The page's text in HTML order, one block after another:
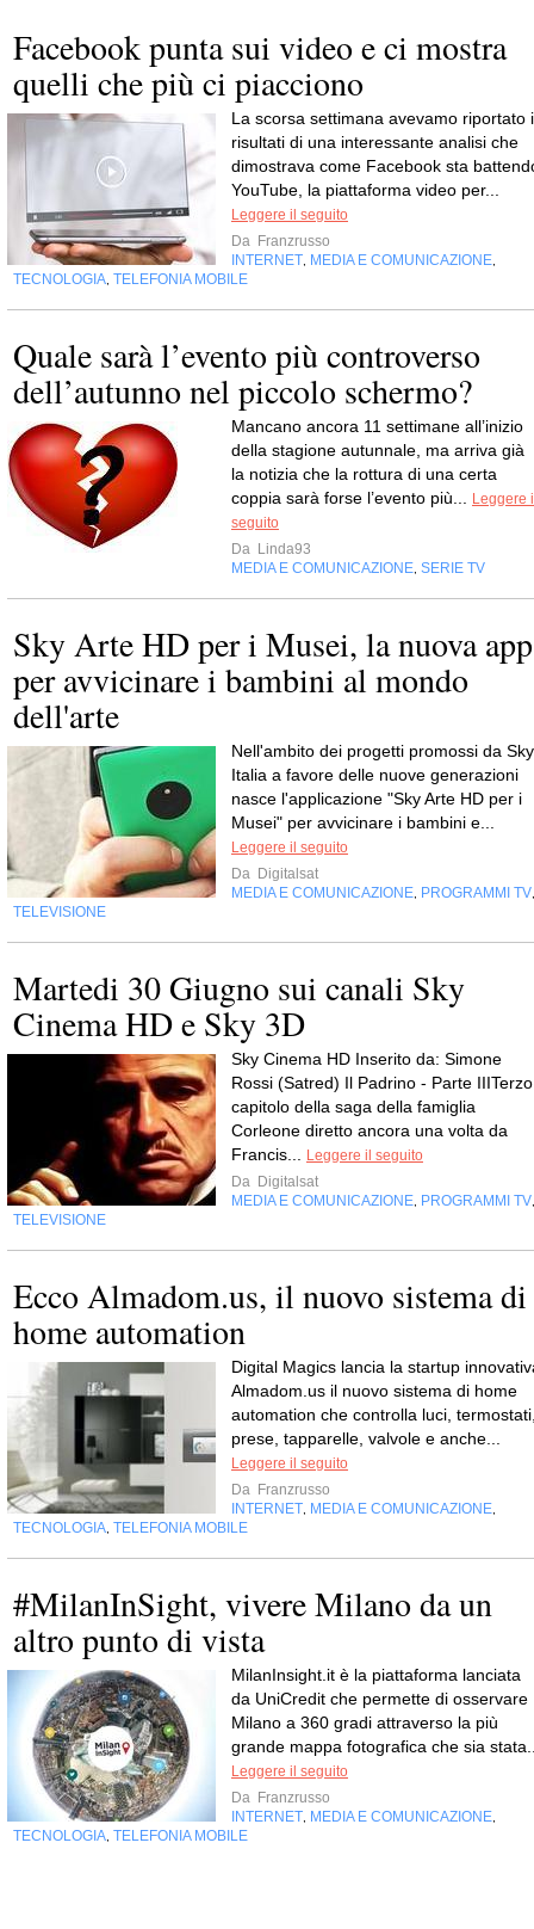
Facebook punta sui video e ci mostra
quelli che più ci piacciono
La scorsa settimana avevamo riportato i
risultati di una interessante analisi che
dimostrava come Facebook sta
YouTube, la piattaforma video per...
Leggere il seguito
Da Franzrusso
INTERNET MEDIA E COMUNICAZIONE
TECNOLOGIA TELEFONIA MOBILE
Quale sarà l’evento più controverso
dell’autunno nel piccolo schermo?
Mancano ancora 11 settimane all’inizio
della stagione autunnale, ma arriva già
la notizia che la rottura di una certa
coppia sarà forse l’evento più...
Leggere
seguito
Da Linda93
MEDIA E COMUNICAZIONE SERIE TV
Sky Arte HD per i Musei, la nuova app
per avvicinare i bambini al mondo
dell'arte
Nell'ambito dei progetti promossi da Sky
Italia a favore delle nuove generazioni
nasce l'applicazione "Sky Arte HD per i
Musei" per avvicinare i bambini e...
Leggere il seguito
Da Digitalsat
MEDIA E COMUNICAZIONE PROGRAMMI TV
TELEVISIONE
Martedi 30 Giugno sui canali Sky
Cinema HD e Sky 3D
Sky Cinema HD Inserito da: Simone
Rossi (Satred) Il Padrino - Parte IIITerzo
capitolo della saga della famiglia
Corleone diretto ancora una volta da
Francis...
Leggere il seguito
Da Digitalsat
MEDIA E COMUNICAZIONE PROGRAMMI TV
TELEVISIONE
Ecco Almadom.us, il nuovo sistema di
home automation
Digital Magics lancia la startup
Almadom.us il nuovo sistema di home
automation che controlla luci,
prese, tapparelle, valvole e anche...
Leggere il seguito
Da Franzrusso
INTERNET MEDIA E COMUNICAZIONE
TECNOLOGIA TELEFONIA MOBILE
#MilanInSight, vivere Milano da un
altro punto di vista
MilanInsight.it è la piattaforma lanciata
da UniCredit che permette di osservare
Milano a 360 gradi attraverso la più
grande mappa fotografica che sia
Leggere il seguito
Da Franzrusso
INTERNET MEDIA E COMUNICAZIONE
TECNOLOGIA TELEFONIA MOBILE